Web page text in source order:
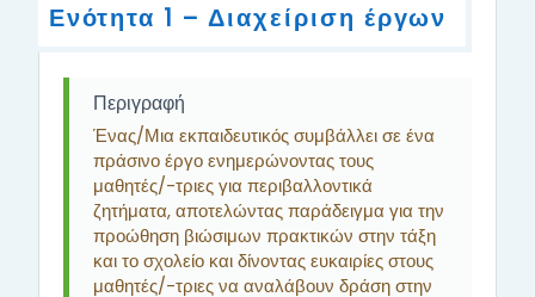
Ενότητα 1 – Διαχείριση έργων
Περιγραφή
Ένας/Μια εκπαιδευτικός συμβάλλει σε ένα
πράσινο έργο ενημερώνοντας τους
μαθητές/-τριες για περιβαλλοντικά
ζητήματα, αποτελώντας παράδειγμα για την
προώθηση βιώσιμων πρακτικών στην τάξη
και το σχολείο και δίνοντας ευκαιρίες στους
μαθητές/-τριες να αναλάβουν δράση στην